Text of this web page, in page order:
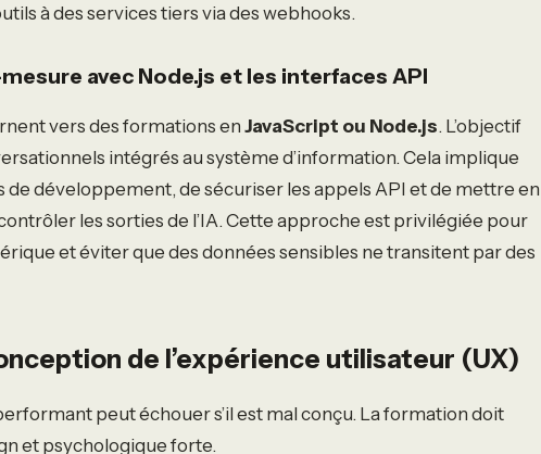
à des services tiers via des webhooks.
avec Node.js et les interfaces API
vers des formations en JavaScript ou Node.js. L’objectif
intégrés au système d’information. Cela implique
développement, de sécuriser les appels API et de mettre en
les sorties de l’IA. Cette approche est privilégiée pour
et éviter que des données sensibles ne transitent par des
de l’expérience utilisateur (UX)
peut échouer s’il est mal conçu. La formation doit
et psychologique forte.